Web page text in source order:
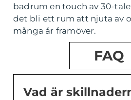
badrum en touch av 30-
det bli ett rum att njuta av
många år framöver.
FAQ
Vad är